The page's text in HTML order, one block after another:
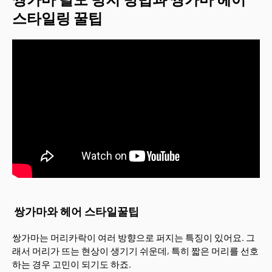
스타일링 꿀팁
쌍가마와 헤어 스타일꿀팁
쌍가마는 머리카락이 여러 방향으로 퍼지는 특징이 있어요. 그
래서 머리가 뜨는 현상이 생기기 쉬운데, 특히 짧은 머리를 선호
하는 경우 고민이 되기도 하죠.